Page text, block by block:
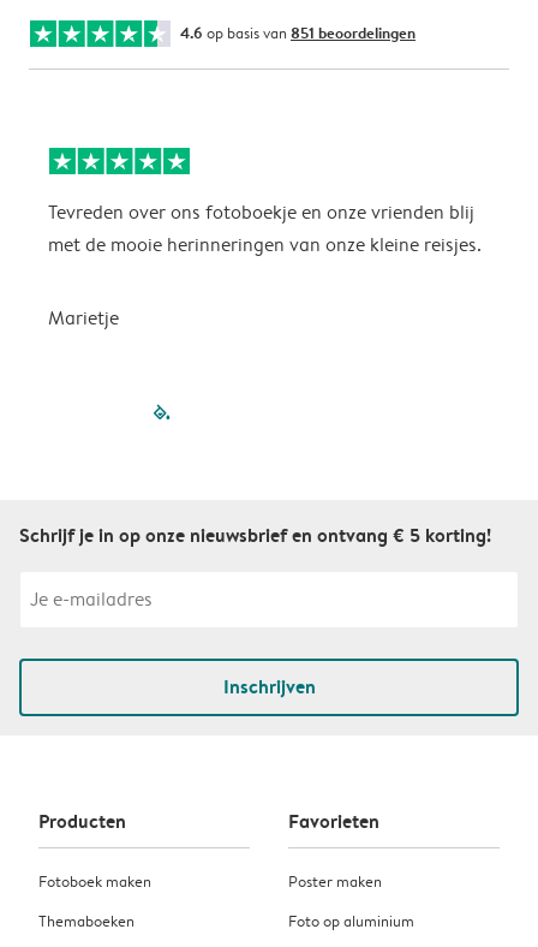
4.6 op basis van 851 beoordelingen
Tevreden over ons fotoboekje en onze vrienden blij
met de mooie herinneringen van onze kleine reisjes.
Marietje
filled-pagination
Schrijf je in op onze nieuwsbrief en ontvang € 5 korting!
Inschrijven
Producten
Fotoboek maken
Themaboeken
Favorieten
Poster maken
Foto op aluminium